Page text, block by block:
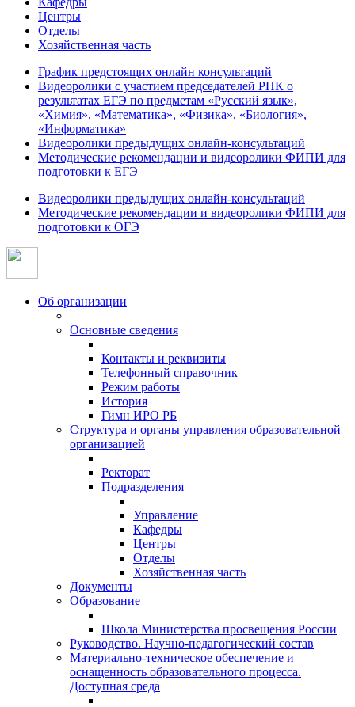
Центры
Отделы
Хозяйственная часть
График предстоящих онлайн консультаций
Видеоролики с участием председателей РПК о
результатах ЕГЭ по предметам «Русский язык»,
«Химия», «Математика», «Физика», «Биология»,
«Информатика»
Видеоролики предыдущих онлайн-консультаций
Методические рекомендации и видеоролики ФИПИ для
подготовки к ЕГЭ
Видеоролики предыдущих онлайн-консультаций
Методические рекомендации и видеоролики ФИПИ для
подготовки к ОГЭ
Об организации
Основные сведения
Контакты и реквизиты
Телефонный справочник
Режим работы
История
Гимн ИРО РБ
Структура и органы управления образовательной
организацией
Ректорат
Подразделения
Управление
Кафедры
Центры
Отделы
Хозяйственная часть
Документы
Образование
Школа Министерства просвещения России
Руководство. Научно-педагогический состав
Материально-техническое обеспечение и
оснащенность образовательного процесса.
Доступная среда